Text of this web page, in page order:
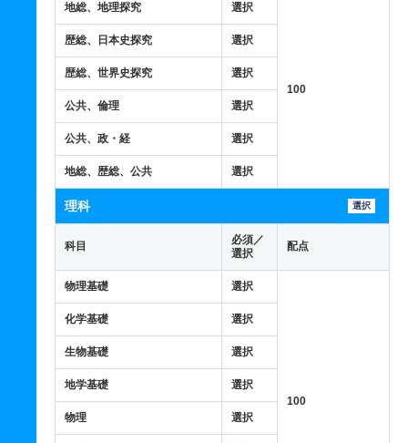
地総、地理探究 選択
100
歴総、日本史探究 選択
歴総、世界史探究 選択
公共、倫理 選択
公共、政・経 選択
地総、歴総、公共 選択
理科 選択
科目
必須／
選択
配点
物理基礎 選択
100
化学基礎 選択
生物基礎 選択
地学基礎 選択
物理 選択